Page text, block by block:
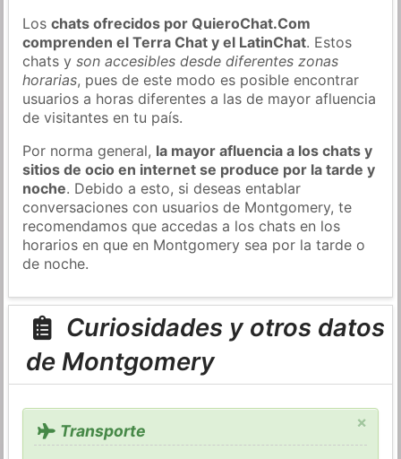
Loschats ofrecidos por QuieroChat.Com
comprenden el Terra Chat y el LatinChat. Estos
chats yson accesibles desde diferentes zonas
horarias, pues de este modo es posible encontrar
usuarios a horas diferentes a las de mayor afluencia
de visitantes en tu país.
Por norma general, la mayor afluencia a los chats y
sitios de ocio en internet se produce por la tarde y
noche. Debido a esto, si deseas entablar
conversaciones con usuarios de Montgomery, te
recomendamos que accedas a los chats en los
horarios en que en Montgomery sea por la tarde o
de noche.
Curiosidades y otros datos
de Montgomery
×
Transporte